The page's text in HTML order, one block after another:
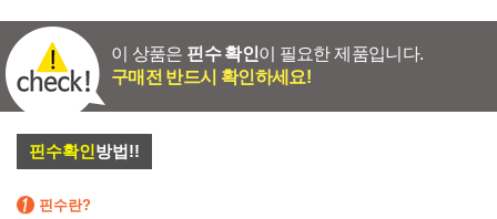
이 상품은 핀수 확인이 필요한 제품입니다.
구매전 반드시 확인하세요!
핀수확인방법!!
핀수란?